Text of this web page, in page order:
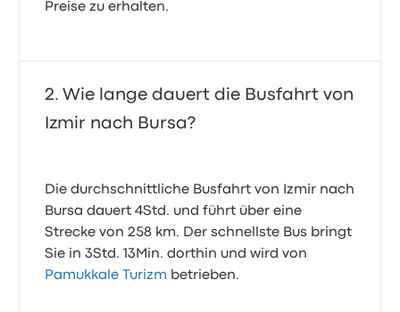
Preise zu erhalten.
Wie lange dauert die Busfahrt von
Izmir nach Bursa?
Die durchschnittliche Busfahrt von Izmir nach
Bursa dauert 4Std. und führt über eine
Strecke von 258 km. Der schnellste Bus bringt
Sie in 3Std. 13Min. dorthin und wird von
Pamukkale Turizm betrieben.